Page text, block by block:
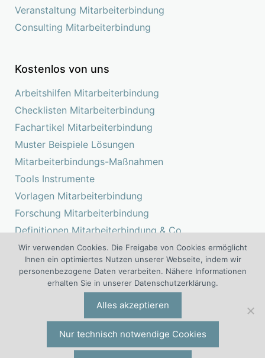
Veranstaltung Mitarbeiterbindung
Consulting Mitarbeiterbindung
Kostenlos von uns
Arbeitshilfen Mitarbeiterbindung
Checklisten Mitarbeiterbindung
Fachartikel Mitarbeiterbindung
Muster Beispiele Lösungen
Mitarbeiterbindungs-Maßnahmen
Tools Instrumente
Vorlagen Mitarbeiterbindung
Forschung Mitarbeiterbindung
Definitionen Mitarbeiterbindung & Co.
Studien Mitarbeiterbindung
Das Kompetenz Center Mitarbeiterbindung ist ein Projekt der I.O.
Unternehmensberatungsgruppe | Engelsstraße 6 |
42283 Wuppertal | Deutschland | Tel. +49 (0)202 277 5000 |
|Datenschutz| Impressum| Preise & Konditionen
Kontakt
Wir verwenden Cookies. Die Freigabe von Cookies ermöglicht
Ihnen ein optimiertes Nutzen unserer Webseite, indem wir
personenbezogene Daten verarbeiten. Nähere Informationen
erhalten Sie in unserer Datenschutzerklärung.
Alles akzeptieren
Nur technisch notwendige Cookies